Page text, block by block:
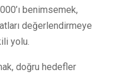
benimsemek,
değerlendirmeye
yolu.
doğru hedefler